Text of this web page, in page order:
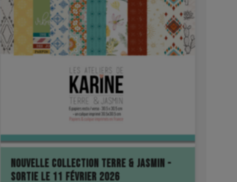
NOUVELLE COLLECTION TERRE & JASMIN -
SORTIE LE 11 FÉVRIER 2026